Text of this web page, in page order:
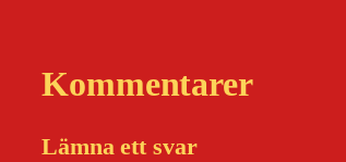
Kommentarer
Lämna ett svar